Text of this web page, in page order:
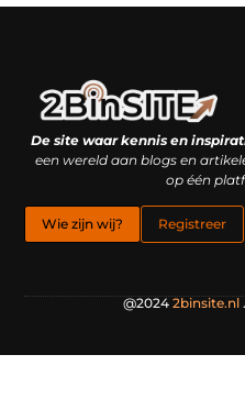
De site waar kennis en
een wereld aan blogs en
op één
Wie zijn wij? Registreer
@2024 2binsite.nl